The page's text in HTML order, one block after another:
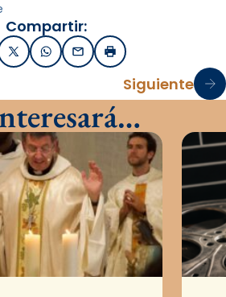
Compartir:
X / TwitterWhatsApp
EmailImprimir
Siguiente